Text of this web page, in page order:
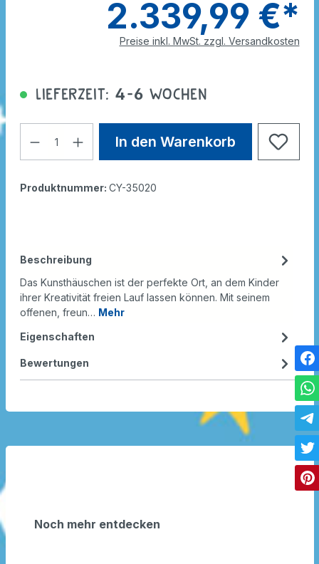
2.339,99 €*
Preise inkl. MwSt. zzgl. Versandkosten
Lieferzeit: 4-6 Wochen
In den Warenkorb
Produktnummer: CY-35020
Beschreibung
Das Kunsthäuschen ist der perfekte Ort, an dem Kinder
ihrer Kreativität freien Lauf lassen können. Mit seinem
offenen, freun… Mehr
Eigenschaften
Bewertungen
Noch mehr entdecken